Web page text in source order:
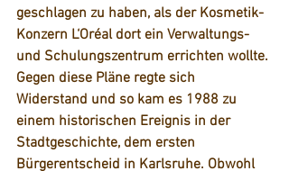
geschlagen zu haben, als der Kosmetik-
Konzern L‘Oréal dort ein Verwaltungs-
und Schulungszentrum errichten wollte.
Gegen diese Pläne regte sich
Widerstand und so kam es 1988 zu
einem historischen Ereignis in der
Stadtgeschichte, dem ersten
Bürgerentscheid in Karlsruhe. Obwohl